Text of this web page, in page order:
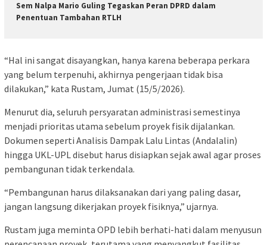
Sem Nalpa Mario Guling Tegaskan Peran DPRD dalam
Penentuan Tambahan RTLH
“Hal ini sangat disayangkan, hanya karena beberapa perkara
yang belum terpenuhi, akhirnya pengerjaan tidak bisa
dilakukan,” kata Rustam, Jumat (15/5/2026).
Menurut dia, seluruh persyaratan administrasi semestinya
menjadi prioritas utama sebelum proyek fisik dijalankan.
Dokumen seperti Analisis Dampak Lalu Lintas (Andalalin)
hingga UKL-UPL disebut harus disiapkan sejak awal agar proses
pembangunan tidak terkendala.
“Pembangunan harus dilaksanakan dari yang paling dasar,
jangan langsung dikerjakan proyek fisiknya,” ujarnya.
Rustam juga meminta OPD lebih berhati-hati dalam menyusun